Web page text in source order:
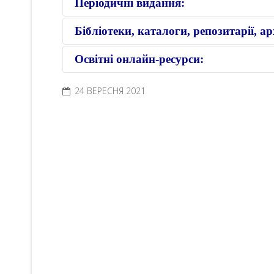
Періодичні видання:
Бібліотеки, каталоги, репозитарії,
Освітні онлайн-ресурси:
24 ВЕРЕСНЯ 2021